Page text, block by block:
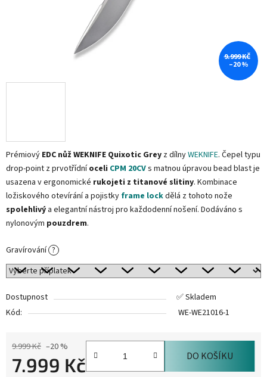
Prémiový EDC nůž WEKNIFE Quixotic Grey z dílnyWEKNIFE. Čepel typu
drop-point z prvotřídníoceli CPM 20CVs matnou úpravou bead blast je
usazena v ergonomické rukojeti z titanové slitiny. Kombinace
ložiskového otevírání a pojistky frame lockdělá z tohoto nože
spolehlivý a elegantní nástroj pro každodenní nošení. Dodáváno s
nylonovým pouzdrem.
Gravírování ?
Dostupnost
✅ Skladem
Kód:
WE-WE21016-1
9.999 Kč –20 %
7.999 Kč DO KOŠÍKU
9.999 KČ
–20 %